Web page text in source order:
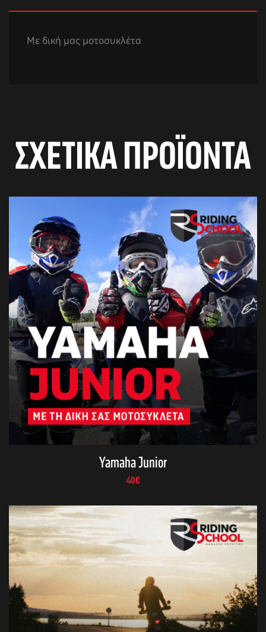
Με δική μας μοτοσυκλέτα
ΣΧΕΤΙΚΆ ΠΡΟΪΌΝΤΑ
Yamaha Junior
40€
στο